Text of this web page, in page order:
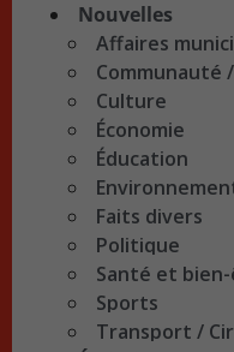
Nouvelles
Affaires
Communauté
Culture
Économie
Éducation
Faits divers
Politique
Santé et
Sports
Transport /